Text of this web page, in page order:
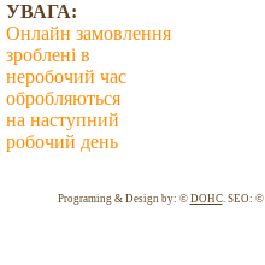
УВАГА:
Онлайн замовлення
зроблені в
неробочий час
обробляються
на наступний
робочий день
Programing & Design by: © DOHC. SEO: ©